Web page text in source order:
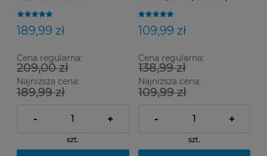
ksiąg
189,99 zł
Cena regularna:
209,00 zł
Najniższa cena:
189,99 zł
- +
szt.
Zawiesina 90%
109,99 zł
Cena regularna:
138,99 zł
Najniższa cena:
109,99 zł
- +
szt.